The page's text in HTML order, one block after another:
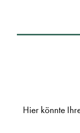
Hier könnte